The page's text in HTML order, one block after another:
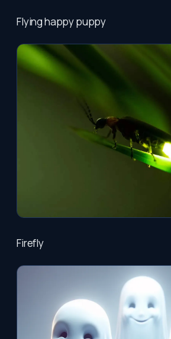
Flying happy puppy
Firefly